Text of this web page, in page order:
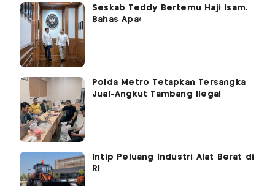
Seskab Teddy Bertemu Haji Isam,
Bahas Apa?
Polda Metro Tetapkan Tersangka
Jual-Angkut Tambang Ilegal
Intip Peluang Industri Alat Berat di
RI